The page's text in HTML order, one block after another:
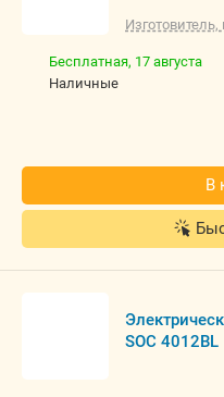
Бесплатная, 17 августа
наличные
В
SOC 4012BL